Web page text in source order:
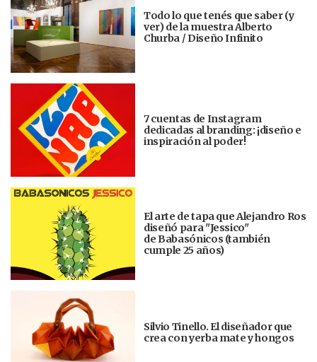
Todo lo que tenés que saber (y
ver) de la muestra Alberto
Churba / Diseño Infinito
7 cuentas de Instagram
dedicadas al branding: ¡diseño e
inspiración al poder!
El arte de tapa que Alejandro Ros
diseñó para "Jessico"
de Babasónicos (también
cumple 25 años)
Silvio Tinello. El diseñador que
crea con yerba mate y hongos